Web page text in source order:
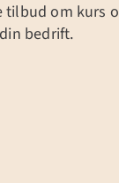
tilbud om kurs
bedrift.